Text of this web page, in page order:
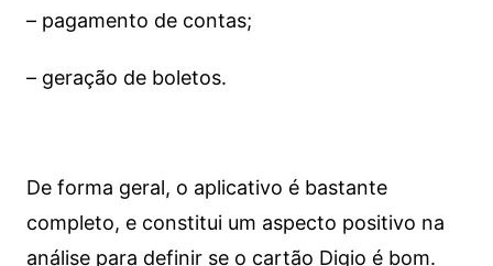
– pagamento de contas;
– geração de boletos.
De forma geral, o aplicativo é bastante
completo, e constitui um aspecto positivo na
análise para definir se o cartão Digio é bom.